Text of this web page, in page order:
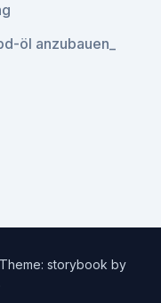
öl anzubauen_
Theme: storybook by